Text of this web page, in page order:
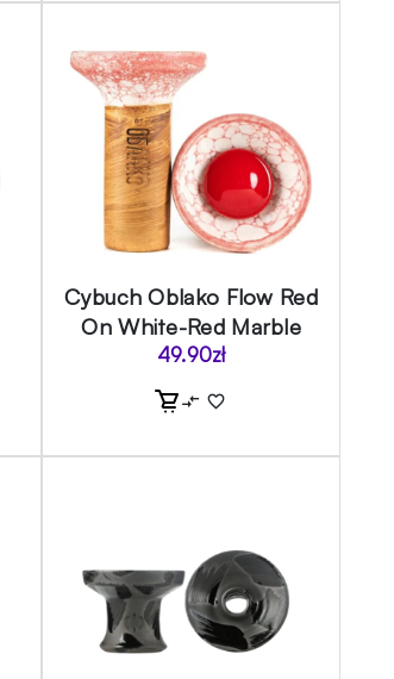
Cybuch Oblako Flow Red
On White-Red Marble
49.90zł